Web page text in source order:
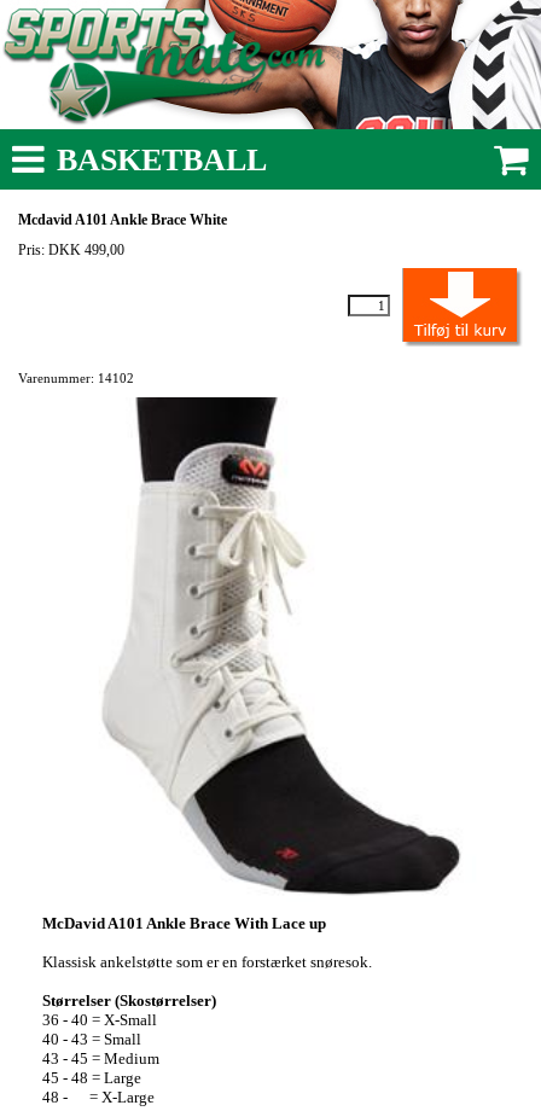
BASKETBALL
Mcdavid A101 Ankle Brace White
Pris: DKK 499,00
Varenummer: 14102
McDavid A101 Ankle Brace With Lace up
Klassisk ankelstøtte som er en forstærket snøresok.
Størrelser (Skostørrelser)
36 - 40 = X-Small
40 - 43 = Small
43 - 45 = Medium
45 - 48 = Large
48 - = X-Large